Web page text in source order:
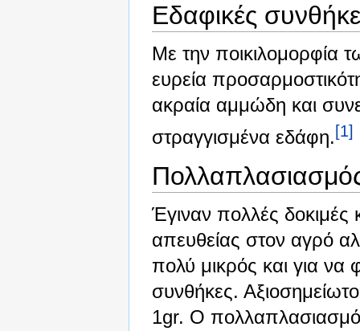
Εδαφικές
Με την ποικιλομορφία
ευρεία
ακραία αμμώδη και
στραγγισμένα εδάφη. [1]
Έγιναν πολλές
απευθείας στον αγρό
πολύ μικρός και για να
συνθήκες.
1gr. Ο